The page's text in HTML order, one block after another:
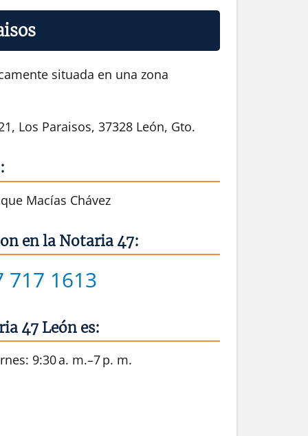
situada en una zona
Los Paraisos, 37328 León, Gto.
Macías Chávez
en la Notaria 47:
717 1613
47 León es:
9:30 a. m.–7 p. m.